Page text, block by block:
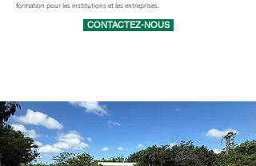
formation pour les institutions et les entreprises.
CONTACTEZ-NOUS